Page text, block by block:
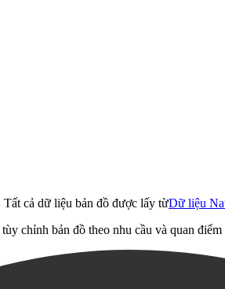
cả dữ liệu bản đồ được lấy từDữ liệu
chỉnh bản đồ theo nhu cầu và quan điểm